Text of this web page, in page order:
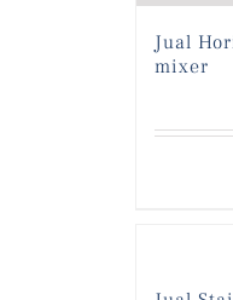
Jual
mixer